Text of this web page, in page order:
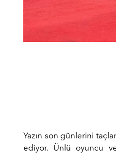
Yazın son günlerini
ediyor. Ünlü oyuncu ve